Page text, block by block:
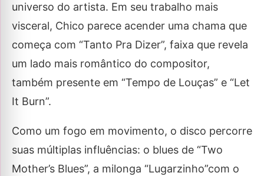
universo do artista. Em seu trabalho mais
visceral, Chico parece acender uma chama que
começa com “Tanto Pra Dizer”, faixa que revela
um lado mais romântico do compositor,
também presente em “Tempo de Louças” e “Let
It Burn”.
Como um fogo em movimento, o disco percorre
suas múltiplas influências: o blues de “Two
Mother’s Blues”, a milonga “Lugarzinho”com o